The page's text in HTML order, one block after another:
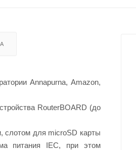
Annapurna, Amazon,
RouterBOARD (до
слотом для microSD карты
питания IEC, при этом